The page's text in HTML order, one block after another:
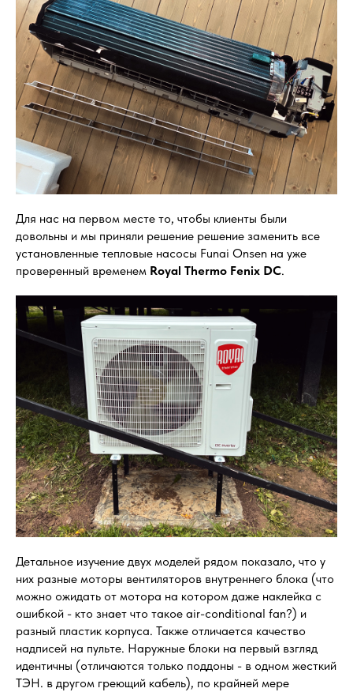
Для нас на первом месте то, чтобы клиенты были
довольны и мы приняли решение решение заменить все
установленные тепловые насосы Funai Onsen на уже
проверенный временем Royal Thermo Fenix DC.
Детальное изучение двух моделей рядом показало, что у
них разные моторы вентиляторов внутреннего блока (что
можно ожидать от мотора на котором даже наклейка с
ошибкой - кто знает что такое air-conditional fan?) и
разный пластик корпуса. Также отличается качество
надписей на пульте. Наружные блоки на первый взгляд
идентичны (отличаются только поддоны - в одном жесткий
ТЭН. в другом греющий кабель), по крайней мере